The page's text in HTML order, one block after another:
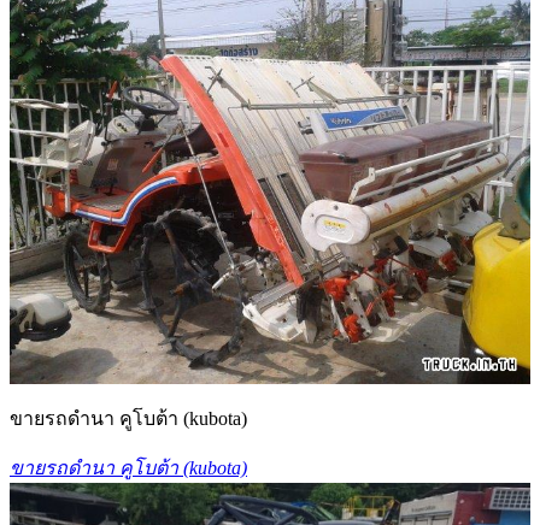
ขายรถดำนา คูโบต้า (kubota)
ขายรถดำนา คูโบต้า (kubota)